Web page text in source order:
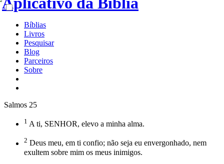
Bíblias
Livros
Pesquisar
Blog
Parceiros
Sobre
Salmos 25
1 A ti, SENHOR, elevo a minha alma.
2 Deus meu, em ti confio; não seja eu envergonhado, nem
exultem sobre mim os meus inimigos.